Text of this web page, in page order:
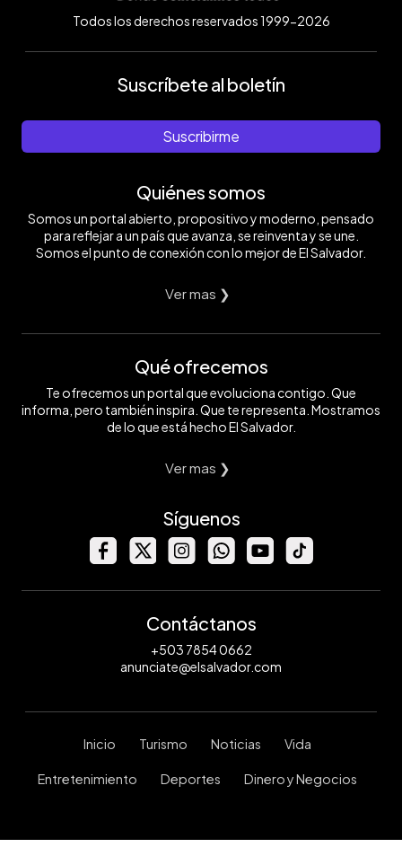
Todos los derechos reservados 1999-2026
Suscríbete al boletín
Suscribirme
Quiénes somos
Somos un portal abierto, propositivo y moderno, pensado
para reflejar a un país que avanza, se reinventa y se une.
Somos el punto de conexión con lo mejor de El Salvador.
Ver mas ❯
Qué ofrecemos
Te ofrecemos un portal que evoluciona contigo. Que
informa, pero también inspira. Que te representa. Mostramos
de lo que está hecho El Salvador.
Ver mas ❯
Síguenos
Contáctanos
+503 7854 0662
anunciate@elsalvador.com
Inicio Turismo Noticias Vida
Entretenimiento Deportes Dinero y Negocios